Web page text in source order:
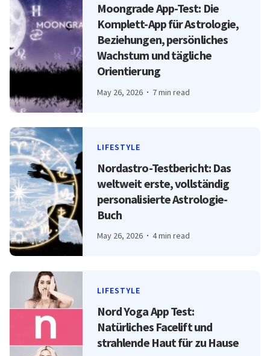
Moongrade App-Test: Die
Komplett-App für Astrologie,
Beziehungen, persönliches
Wachstum und tägliche
Orientierung
May 26, 2026 7 min read
LIFESTYLE
Nordastro-Testbericht: Das
weltweit erste, vollständig
personalisierte Astrologie-
Buch
May 26, 2026 4 min read
LIFESTYLE
Nord Yoga App Test:
Natürliches Facelift und
strahlende Haut für zu Hause